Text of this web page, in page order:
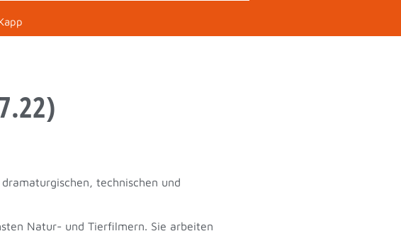
technischen und
Natur- und Tierfilmern. Sie arbeiten